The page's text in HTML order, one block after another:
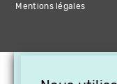
Mentions légales